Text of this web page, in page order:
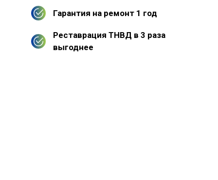
Гарантия на ремонт 1 год
Реставрация ТНВД в 3 раза
выгоднее